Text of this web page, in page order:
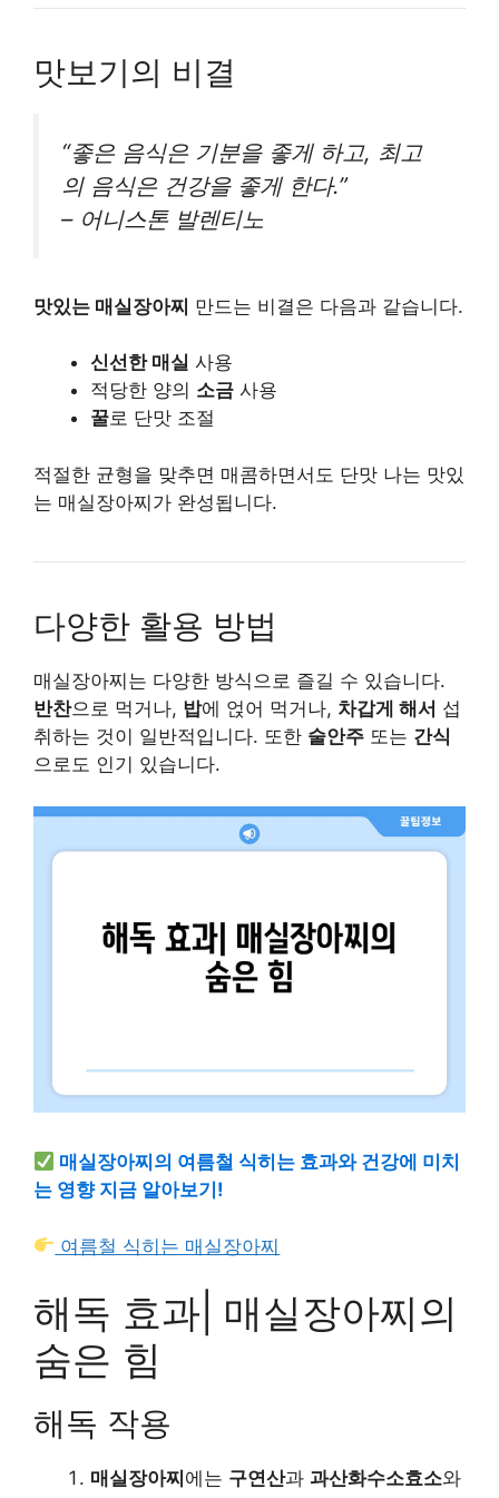
맛보기의 비결
“좋은 음식은 기분을 좋게 하고, 최고
의 음식은 건강을 좋게 한다.”
– 어니스톤 발렌티노
맛있는 매실장아찌 만드는 비결은 다음과 같습니다.
신선한 매실 사용
적당한 양의 소금 사용
꿀로 단맛 조절
적절한 균형을 맞추면 매콤하면서도 단맛 나는 맛있
는 매실장아찌가 완성됩니다.
다양한 활용 방법
매실장아찌는 다양한 방식으로 즐길 수 있습니다.
반찬으로 먹거나, 밥에 얹어 먹거나, 차갑게 해서 섭
취하는 것이 일반적입니다. 또한 술안주 또는 간식
으로도 인기 있습니다.
매실장아찌의 여름철 식히는 효과와 건강에 미치
는 영향 지금 알아보기!
여름철 식히는 매실장아찌
해독 효과| 매실장아찌의
숨은 힘
해독 작용
매실장아찌 에는 구연산과 과산화수소효소와